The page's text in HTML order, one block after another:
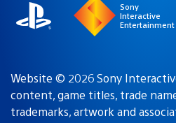
Sony
Interactive
Entertainment
Website © 2026 Sony
content, game titles, trade
trademarks, artwork and